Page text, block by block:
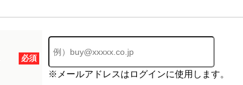
必須
※メールアドレスはログインに使用します。